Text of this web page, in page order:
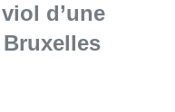
d’une
Bruxelles